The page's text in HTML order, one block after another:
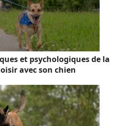
et psychologiques de la
avec son chien